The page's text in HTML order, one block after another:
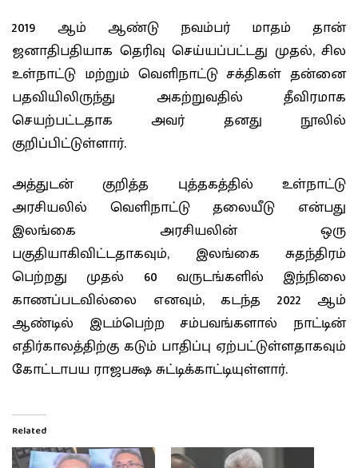
2019 ஆம் ஆண்டு நவம்பர் மாதம் தான்
ஜனாதிபதியாக தெரிவு செய்யப்பட்டது முதல், சில
உள்நாட்டு மற்றும் வெளிநாட்டு சக்திகள் தன்னை
பதவியிலிருந்து அகற்றுவதில் தீவிரமாக
செயற்பட்டதாக அவர் தனது நூலில்
குறிப்பிட்டுள்ளார்.
அத்துடன் குறித்த புத்தகத்தில் உள்நாட்டு
அரசியலில் வெளிநாட்டு தலையீடு என்பது
இலங்கை அரசியலின் ஒரு
பகுதியாகிவிட்டதாகவும், இலங்கை சுதந்திரம்
பெற்றது முதல் 60 வருடங்களில் இந்நிலை
காணப்படவில்லை எனவும், கடந்த 2022 ஆம்
ஆண்டில் இடம்பெற்ற சம்பவங்களால் நாட்டின்
எதிர்காலத்திற்கு கடும் பாதிப்பு ஏற்பட்டுள்ளதாகவும்
கோட்டாபய ராஜபக்ஷ சுட்டிக்காட்டியுள்ளார்.
Related